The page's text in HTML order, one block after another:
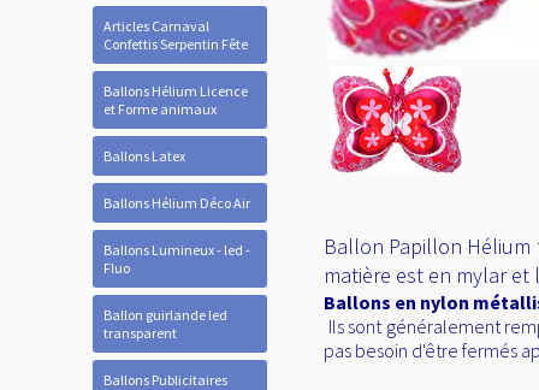
Articles Carnaval
Confettis Serpentin Fête
Ballons Hélium Licence
et Forme animaux
Ballons Latex
Ballons Hélium Déco Air
Ballons Lumineux - led -
Fluo
Ballon guirlande led
transparent
Ballons Publicitaires
Ballon Papillon
matière est en mylar
Ballons en nylon
Ils sont généralement
pas besoin d'être fermés